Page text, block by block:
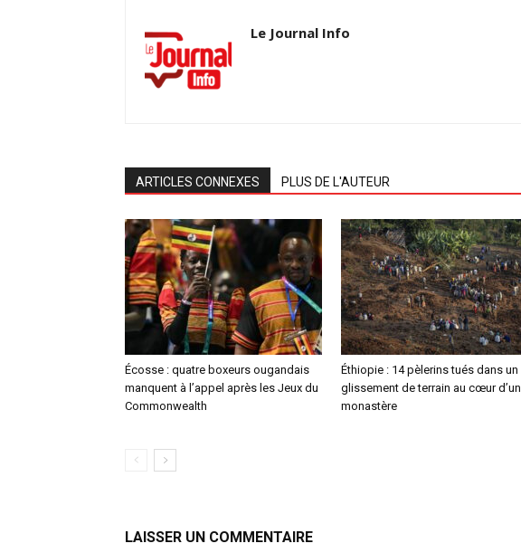
Le Journal Info
ARTICLES CONNEXES PLUS DE L'AUTEUR
Écosse : quatre boxeurs ougandais
manquent à l’appel après les Jeux du
Commonwealth
Éthiopie : 14 pèlerins tués dans un
glissement de terrain au cœur d’un
monastère
LAISSER UN COMMENTAIRE